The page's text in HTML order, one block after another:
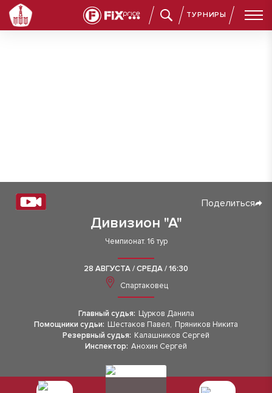
ТУРНИРЫ
Дивизион "А"
Поделиться
Чемпионат. 16 тур
28 АВГУСТА / СРЕДА / 16:30
Спартаковец
Главный судья: Цурков Данила
Помощники судьи: Шестаков Павел, Пряников Никита
Резервный судья: Калашников Сергей
Инспектор: Анохин Сергей